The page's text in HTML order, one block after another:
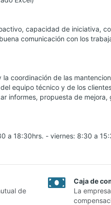
capacidad de iniciativa,
comunicación con los
coordinación de las
equipo técnico y de los
informes, propuesta de
a 18:30hrs. - viernes: 8:30 a
de
Caja de
La